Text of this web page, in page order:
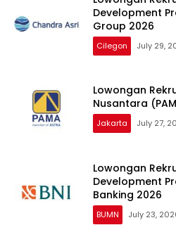
Development
Group 2026
Cilegon July 29,
Lowongan
Nusantara
Jakarta July 27,
Lowongan
Development
Banking 2026
BUMN July 23,